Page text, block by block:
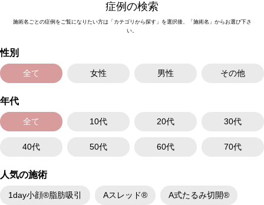
症例の検索
施術名ごとの症例をご覧になりたい方は「カテゴリから探す」を選択後、「施術名」からお選び下さ
い。
性別
全て 女性 男性 その他
年代
全て 10代 20代 30代
40代 50代 60代 70代
人気の施術
1day小顔®脂肪吸引 Aスレッド® A式たるみ切開®